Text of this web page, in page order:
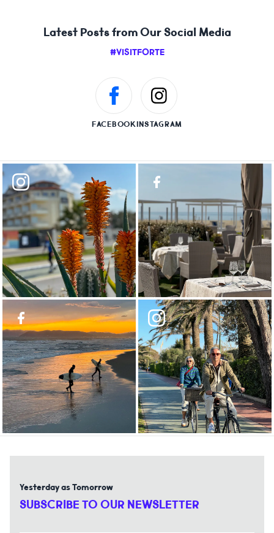
Latest Posts from Our Social Media
#VISITFORTE
FACEBOOKINSTAGRAM
Yesterday as Tomorrow
SUBSCRIBE TO OUR NEWSLETTER